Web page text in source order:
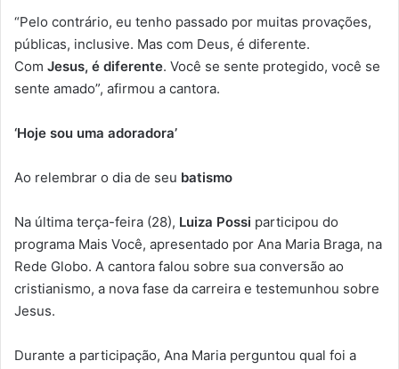
“Pelo contrário, eu tenho passado por muitas provações,
públicas, inclusive. Mas com Deus, é diferente.
Com Jesus, é diferente. Você se sente protegido, você se
sente amado”, afirmou a cantora.
‘Hoje sou uma adoradora’
Ao relembrar o dia de seu batismo
Na última terça-feira (28), Luiza Possi participou do
programa Mais Você, apresentado por Ana Maria Braga, na
Rede Globo. A cantora falou sobre sua conversão ao
cristianismo, a nova fase da carreira e testemunhou sobre
Jesus.
Durante a participação, Ana Maria perguntou qual foi a